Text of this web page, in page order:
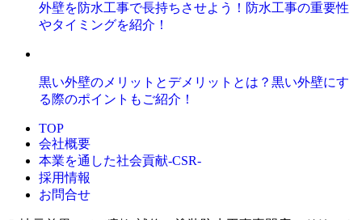
外壁を防水工事で長持ちさせよう！防水工事の重要性
やタイミングを紹介！
黒い外壁のメリットとデメリットとは？黒い外壁にす
る際のポイントもご紹介！
TOP
会社概要
本業を通した社会貢献-CSR-
採用情報
お問合せ